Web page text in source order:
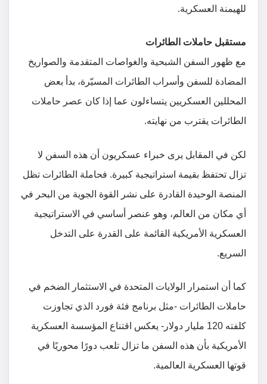
للهيمنة العسكرية.
مستقبل حاملات الطائرات
مع ظهور السفن الشبحية والغواصات المتقدمة والصواريخ
المضادة للسفن وأسراب الطائرات المسيّرة، بدأ بعض
المحللين العسكريين يتساءلون عما إذا كان عصر حاملات
الطائرات يقترب من نهايته.
لكن في المقابل يرى خبراء عسكريون أن هذه السفن لا
تزال تحتفظ بقيمة استراتيجية كبيرة. فحاملة الطائرات تظل
المنصة الوحيدة القادرة على نشر القوة الجوية من البحر في
أي مكان من العالم، وهو عنصر أساسي في الاستراتيجية
العسكرية الأمريكية القائمة على القدرة على التدخل
السريع.
كما أن استمرار الولايات المتحدة في الاستثمار الضخم في
حاملات الطائرات -مثل برنامج فئة فورد الذي تجاوزت
كلفته 120 مليار دولار- يعكس اقتناع المؤسسة العسكرية
الأمريكية بأن هذه السفن ما تزال تلعب دورًا محوريًا في
قوتها العسكرية العالمية.